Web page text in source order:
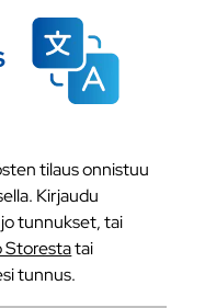
tilaus onnistuu
Kirjaudu
tunnukset, tai
Storestatai
tunnus.